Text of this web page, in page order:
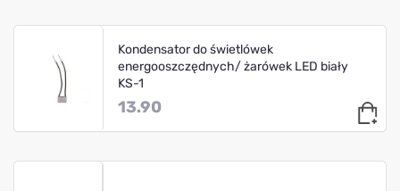
Kondensator do świetlówek
energooszczędnych/ żarówek LED biały
KS-1
13.90